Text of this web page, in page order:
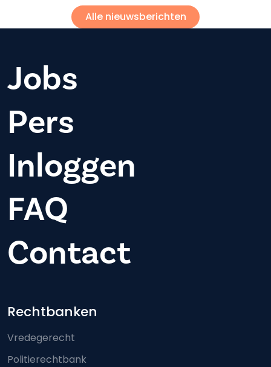
Alle nieuwsberichten
Jobs
Pers
Inloggen
FAQ
Contact
Footer-menu
Rechtbanken
Vredegerecht
Politierechtbank